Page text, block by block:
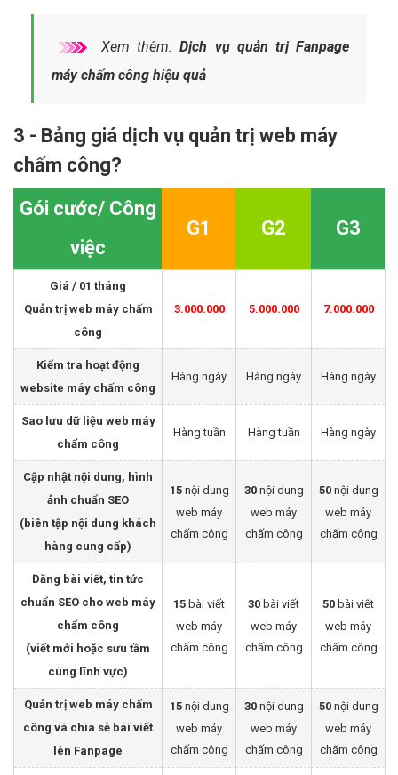
Xem thêm:Dịch vụ quản trị Fanpage
máy chấm công hiệu quả
3 - Bảng giá dịch vụ quản trị web máy
chấm công?
Gói cước/ Công
việc
G1 G2 G3
Giá / 01 tháng
Quản trị web máy chấm
công
3.000.000 5.000.000 7.000.000
Kiểm tra hoạt động
website máy chấm công
Hàng ngày Hàng ngày Hàng ngày
Sao lưu dữ liệu web máy
chấm công
Hàng tuần Hàng tuần Hàng ngày
Cập nhật nội dung, hình
ảnh chuẩn SEO
(biên tập nội dung khách
hàng cung cấp)
15nội dung
web máy
chấm công
30 nội dung
web máy
chấm công
50nội dung
web máy
chấm công
Đăng bài viết, tin tức
chuẩn SEO cho web máy
chấm công
(viết mới hoặc sưu tầm
cùng lĩnh vực)
15 bài viết
web máy
chấm công
30 bài viết
web máy
chấm công
50 bài viết
web máy
chấm công
Quản trị web máy chấm
công và chia sẻ bài viết
lên Fanpage
15nội dung
web máy
chấm công
30 nội dung
web máy
chấm công
50nội dung
web máy
chấm công